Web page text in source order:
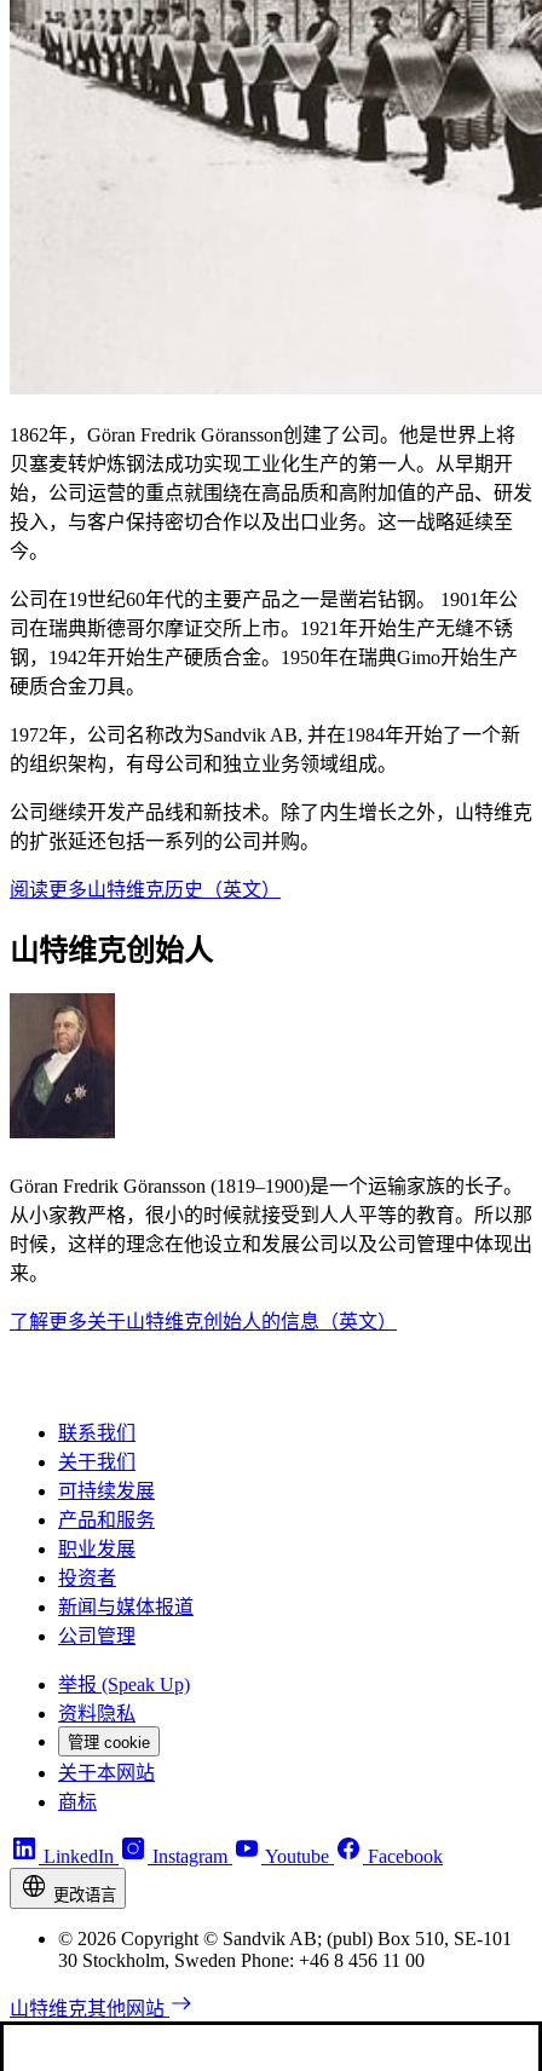
1862年，Göran Fredrik Göransson创建了公司。他是世界上将
贝塞麦转炉炼钢法成功实现工业化生产的第一人。从早期开
始，公司运营的重点就围绕在高品质和高附加值的产品、研发
投入，与客户保持密切合作以及出口业务。这一战略延续至
今。
公司在19世纪60年代的主要产品之一是凿岩钻钢。 1901年公
司在瑞典斯德哥尔摩证交所上市。1921年开始生产无缝不锈
钢，1942年开始生产硬质合金。1950年在瑞典Gimo开始生产
硬质合金刀具。
1972年，公司名称改为Sandvik AB, 并在1984年开始了一个新
的组织架构，有母公司和独立业务领域组成。
公司继续开发产品线和新技术。除了内生增长之外，山特维克
的扩张延还包括一系列的公司并购。
阅读更多山特维克历史（英文）
山特维克创始人
Göran Fredrik Göransson (1819–1900)是一个运输家族的长子。
从小家教严格，很小的时候就接受到人人平等的教育。所以那
时候，这样的理念在他设立和发展公司以及公司管理中体现出
来。
了解更多关于山特维克创始人的信息（英文）
联系我们
关于我们
可持续发展
产品和服务
职业发展
投资者
新闻与媒体报道
公司管理
举报 (Speak Up)
资料隐私
管理 cookie
关于本网站
商标
LinkedIn Instagram Youtube Facebook
更改语言
© 2026 Copyright © Sandvik AB; (publ) Box 510, SE-101
30 Stockholm, Sweden Phone: +46 8 456 11 00
山特维克其他网站